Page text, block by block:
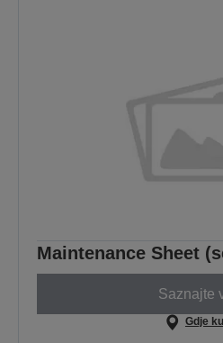
Maintenance Sheet
Saznajte
Gdje